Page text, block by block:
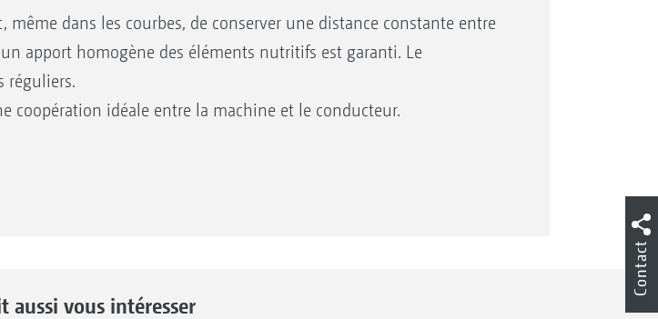
de rang et CurveControl, sont réalisés en cabine par commande
standard ISOBUS.
applications SmartFarming, telles que l’application spécifique intra-
ou de la semence, la coupure individuelle de rang pour
dans les courbes, de conserver une distance constante entre
apport homogène des éléments nutritifs est garanti. Le
réguliers.
coopération idéale entre la machine et le conducteur.
aussi vous intéresser
Contact